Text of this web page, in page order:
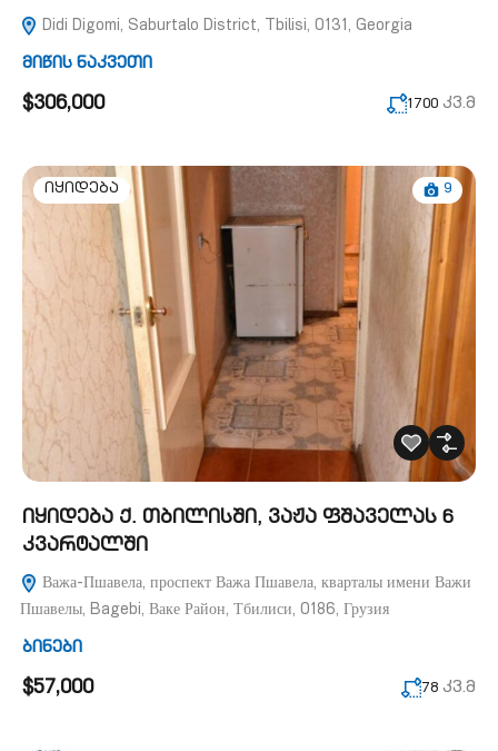
Didi Digomi, Saburtalo District, Tbilisi, 0131, Georgia
მიწის ნაკვეთი
$306,000 1700 კვ.მ
იყიდება 9
იყიდება ქ. თბილისში, ვაჟა ფშაველას 6
კვარტალში
Важа-Пшавела, проспект Важа Пшавела, кварталы имени Важи
Пшавелы, Bagebi, Ваке Район, Тбилиси, 0186, Грузия
ბინები
$57,000 78 კვ.მ